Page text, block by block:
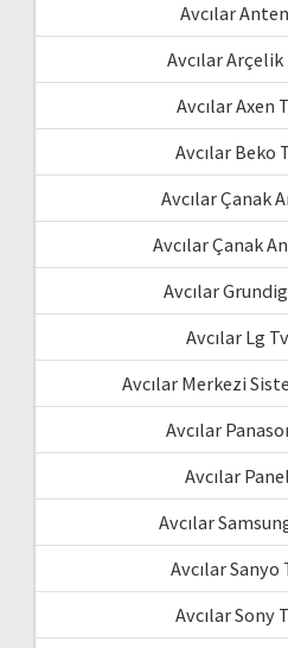
Avcılar
Avcılar
Avcılar Axen
Avcılar Beko
Avcılar Çanak
Avcılar Çanak
Avcılar
Avcılar Lg
Avcılar Merkezi
Avcılar
Avcılar
Avcılar
Avcılar Sanyo
Avcılar Sony